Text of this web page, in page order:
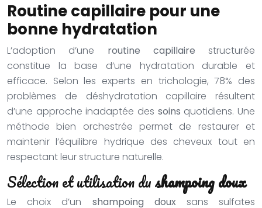
Routine capillaire pour une
bonne hydratation
L’adoption d’une routine capillaire structurée
constitue la base d’une hydratation durable et
efficace. Selon les experts en trichologie, 78% des
problèmes de déshydratation capillaire résultent
d’une approche inadaptée des soins quotidiens. Une
méthode bien orchestrée permet de restaurer et
maintenir l’équilibre hydrique des cheveux tout en
respectant leur structure naturelle.
Sélection et utilisation dushampoing doux
Le choix d’un shampoing douxsans sulfates